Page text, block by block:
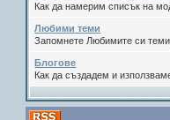
Как да намерим списък на
Любими теми
Запомнете Любимите си
Блогове
Как да създадем и